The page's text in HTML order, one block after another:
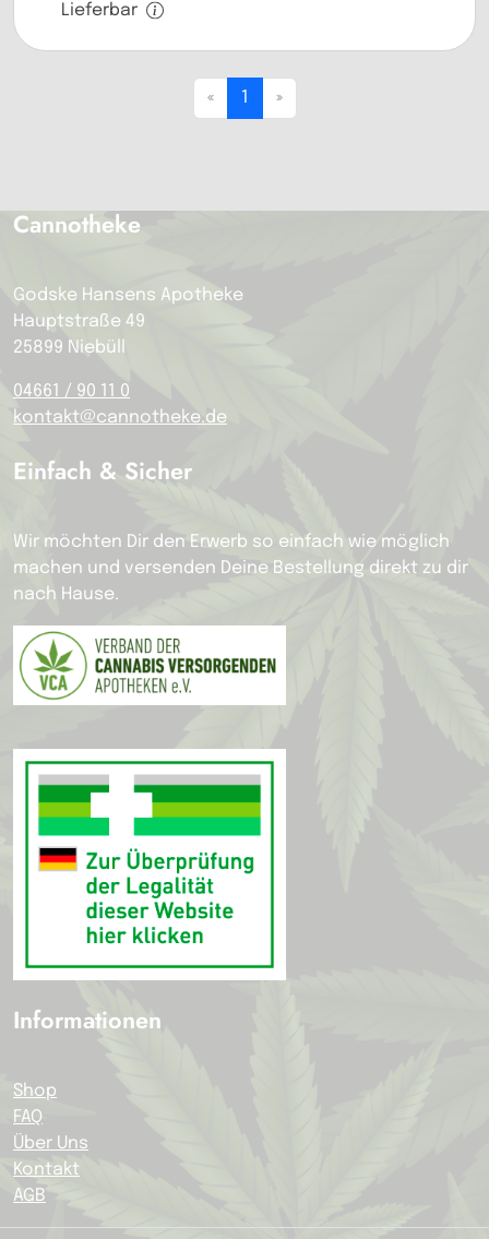
Lieferbar
« 1 »
Cannotheke
Godske Hansens Apotheke
Hauptstraße 49
25899 Niebüll
04661 / 90 11 0
kontakt@cannotheke.de
Einfach & Sicher
Wir möchten Dir den Erwerb so einfach wie möglich
machen und versenden Deine Bestellung direkt zu dir
nach Hause.
Informationen
Shop
FAQ
Über Uns
Kontakt
AGB